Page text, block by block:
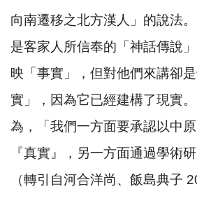
向南遷移之北方漢人」的說法
是客家人所信奉的「神話傳說
映「事實」，但對他們來講卻
實」，因為它已經建構了現實
為，「我們一方面要承認以中
『真實』，另一方面通過學術
（轉引自河合洋尚、飯島典子